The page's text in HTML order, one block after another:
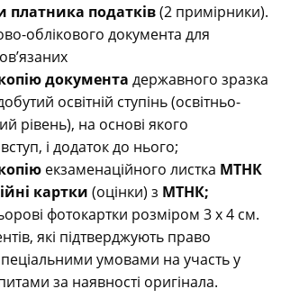
платника податків(2 примірники).
облікового документа для
документа державного зразка
освітній ступінь (освітньо-
рівень), на основі якого
і додаток до нього;
екзаменаційного листка МТНК
картки (оцінки) з МТНК;
фотокартки розміром 3 х 4 см.
які підтверджують право
умовами на участь у
за наявності оригінала.